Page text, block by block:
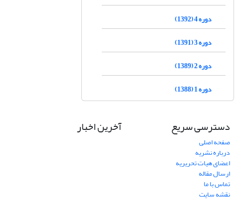
دوره 4 (1392)
دوره 3 (1391)
دوره 2 (1389)
دوره 1 (1388)
دسترسی سریع
صفحه اصلی
درباره نشریه
اعضای هیات تحریریه
ارسال مقاله
تماس با ما
نقشه سایت
آخرین اخبار